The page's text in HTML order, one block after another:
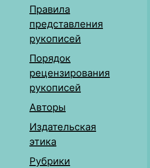
Правила
представления
рукописей
Порядок
рецензирования
рукописей
Авторы
Издательская
этика
Рубрики